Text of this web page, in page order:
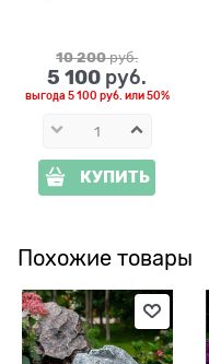
10 200 руб.
5 100 руб.
выгода 5 100 руб. или50%
КУПИТЬ
Похожие товары